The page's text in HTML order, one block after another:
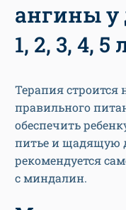
ангины у
1, 2, 3, 4,
Терапия строится
правильного
обеспечить
питье и щадящую
рекомендуется
с миндалин.